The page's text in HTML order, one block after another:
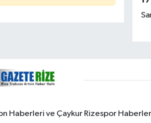
Haberleri ve Çaykur Rizespor